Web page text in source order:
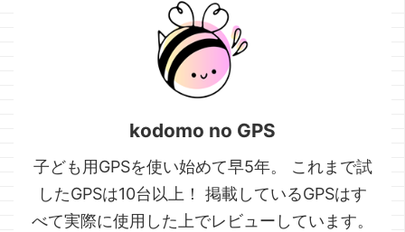
kodomo no GPS
子ども用GPSを使い始めて早5年。 これまで試
したGPSは10台以上！ 掲載しているGPSはす
べて実際に使用した上でレビューしています。